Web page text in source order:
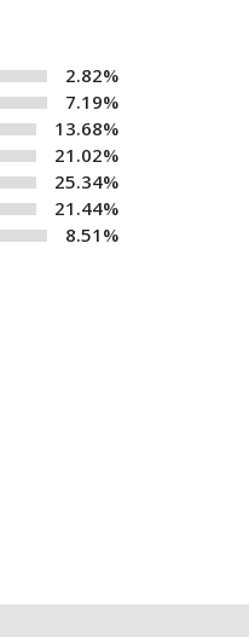
2.82%
7.19%
13.68%
21.02%
25.34%
21.44%
8.51%